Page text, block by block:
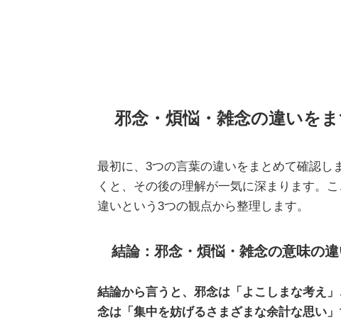
邪念・煩悩・雑念の違いを
最初に、3つの言葉の違いをまとめて確認し
くと、その後の理解が一気に深まります。
違いという3つの観点から整理します。
結論：邪念・煩悩・雑念の意味の
結論から言うと、邪念は「よこしまな考え
念は「集中を妨げるさまざまな余計な思い」